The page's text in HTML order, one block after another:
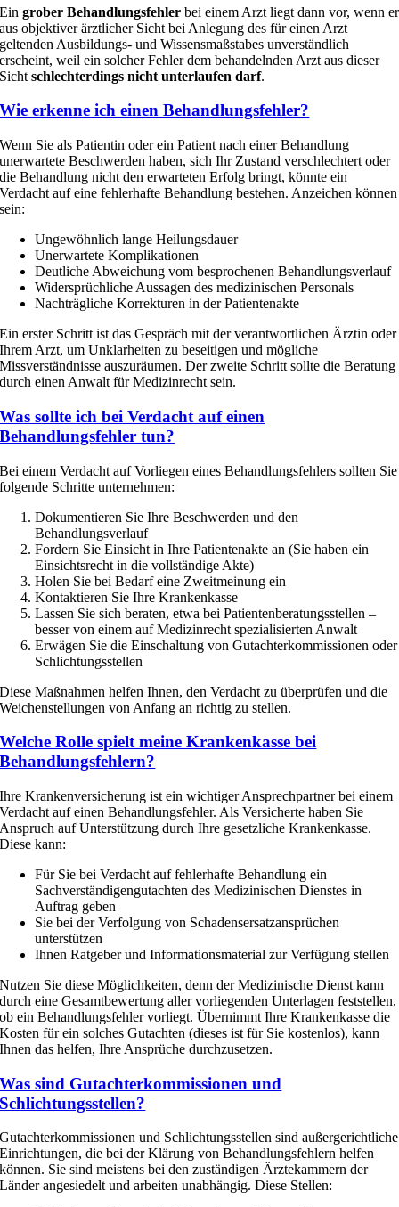
EingroberBehandlungsfehler bei einem Arzt liegt dann vor, wenn er
aus objektiver ärztlicher Sicht bei Anlegung des für einen Arzt
geltenden Ausbildungs- und Wissensmaßstabes unverständlich
erscheint, weil ein solcher Fehler dem behandelnden Arzt aus dieser
Sichtschlechterdings nicht unterlaufen darf.
Wie erkenne ich einen Behandlungsfehler?
Wenn Sie als Patientin oder ein Patient nach einer Behandlung
unerwartete Beschwerden haben, sich Ihr Zustand verschlechtert oder
die Behandlung nicht den erwarteten Erfolg bringt, könnte ein
Verdacht auf eine fehlerhafte Behandlung bestehen. Anzeichen können
sein:
Ungewöhnlich lange Heilungsdauer
Unerwartete Komplikationen
Deutliche Abweichung vom besprochenen Behandlungsverlauf
Widersprüchliche Aussagen des medizinischen Personals
Nachträgliche Korrekturen in der Patientenakte
Ein erster Schritt ist das Gespräch mit der verantwortlichen Ärztin oder
Ihrem Arzt, um Unklarheiten zu beseitigen und mögliche
Missverständnisse auszuräumen. Der zweite Schritt sollte die Beratung
durch einen Anwalt für Medizinrecht sein.
Was sollte ich bei Verdacht auf einen
Behandlungsfehler tun?
Bei einem Verdacht auf Vorliegen eines Behandlungsfehlers sollten Sie
folgende Schritte unternehmen:
Dokumentieren Sie Ihre Beschwerden und den
Behandlungsverlauf
Fordern Sie Einsicht in Ihre Patientenakte an (Sie haben ein
Einsichtsrecht in die vollständige Akte)
Holen Sie bei Bedarf eine Zweitmeinung ein
Kontaktieren Sie Ihre Krankenkasse
Lassen Sie sich beraten, etwa bei Patientenberatungsstellen –
besser von einem auf Medizinrecht spezialisierten Anwalt
Erwägen Sie die Einschaltung von Gutachterkommissionen oder
Schlichtungsstellen
Diese Maßnahmen helfen Ihnen, den Verdacht zu überprüfen und die
Weichenstellungen von Anfang an richtig zu stellen.
Welche Rolle spielt meine Krankenkasse bei
Behandlungsfehlern?
Ihre Krankenversicherung ist ein wichtiger Ansprechpartner bei einem
Verdacht auf einen Behandlungsfehler. Als Versicherte haben Sie
Anspruch auf Unterstützung durch Ihre gesetzliche Krankenkasse.
Diese kann:
Für Sie bei Verdacht auf fehlerhafte Behandlung ein
Sachverständigengutachten des Medizinischen Dienstes in
Auftrag geben
Sie bei der Verfolgung von Schadensersatzansprüchen
unterstützen
Ihnen Ratgeber und Informationsmaterial zur Verfügung stellen
Nutzen Sie diese Möglichkeiten, denn der Medizinische Dienst kann
durch eine Gesamtbewertung aller vorliegenden Unterlagen feststellen,
ob ein Behandlungsfehler vorliegt. Übernimmt Ihre Krankenkasse die
Kosten für ein solches Gutachten (dieses ist für Sie kostenlos), kann
Ihnen das helfen, Ihre Ansprüche durchzusetzen.
Was sind Gutachterkommissionen und
Schlichtungsstellen?
Gutachterkommissionen und Schlichtungsstellen sind außergerichtliche
Einrichtungen, die bei der Klärung von Behandlungsfehlern helfen
können. Sie sind meistens bei den zuständigen Ärztekammern der
Länder angesiedelt und arbeiten unabhängig. Diese Stellen: